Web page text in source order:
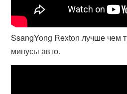
SsangYong Rexton лучше
минусы авто.